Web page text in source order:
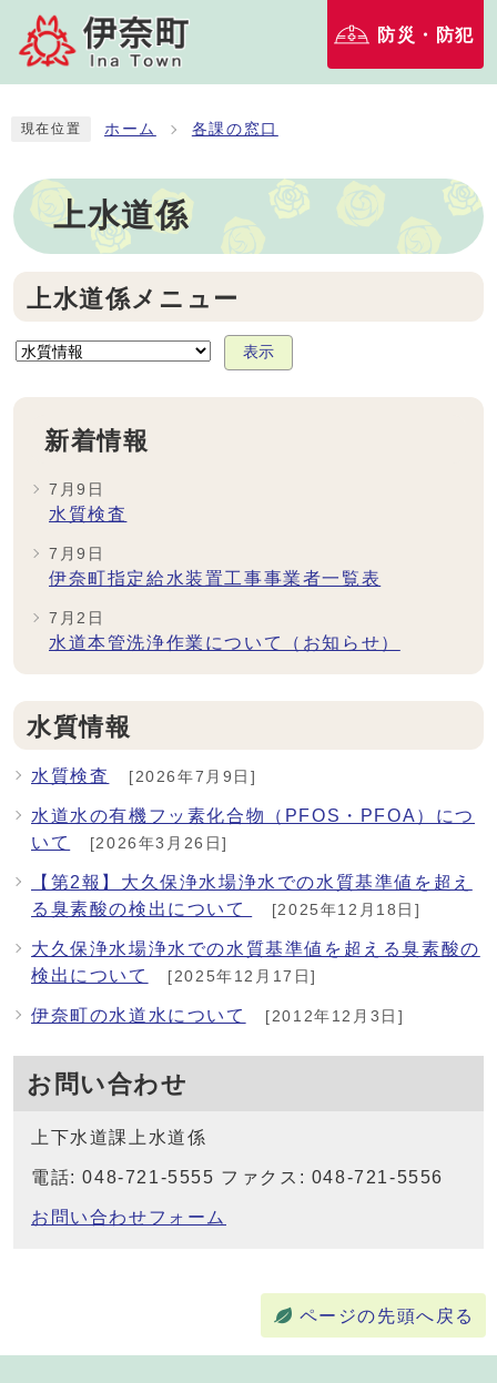
防災・防犯
現在位置 ホーム 各課の窓口
上水道係
上水道係メニュー
表示
新着情報
7月9日
水質検査
7月9日
伊奈町指定給水装置工事事業者一覧表
7月2日
水道本管洗浄作業について（お知らせ）
水質情報
水質検査 [2026年7月9日]
水道水の有機フッ素化合物（PFOS・PFOA）につ
いて
[2026年3月26日]
【第2報】大久保浄水場浄水での水質基準値を超え
る臭素酸の検出について
[2025年12月18日]
大久保浄水場浄水での水質基準値を超える臭素酸の
検出について
[2025年12月17日]
伊奈町の水道水について [2012年12月3日]
お問い合わせ
上下水道課上水道係
電話: 048-721-5555 ファクス: 048-721-5556
お問い合わせフォーム
ページの先頭へ戻る